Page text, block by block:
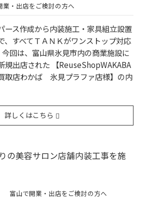
業・出店をご検討の方へ
ース作成から内装施工・家具組立設置
、すべてＴＡＮＫがワンストップ対応
回は、富山県氷見市内の商業施設に
規出店された 【ReuseShopWAKABA
取店わかば 氷見プラファ店様】の内
詳しくはこちら
の美容サロン店舗内装工事を施
富山で開業・出店をご検討の方へ